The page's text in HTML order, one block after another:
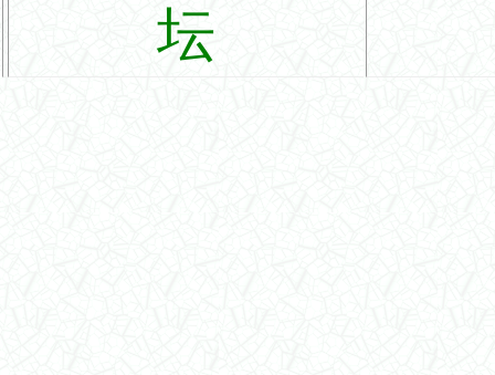
坛